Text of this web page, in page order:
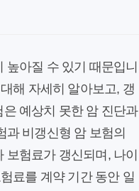
아질 수 있기 때문입니
해 자세히 알아보고, 갱
예상치 못한 암 진단과
비갱신형 암 보험의
험료가 갱신되며, 나이
료를 계약 기간 동안 일